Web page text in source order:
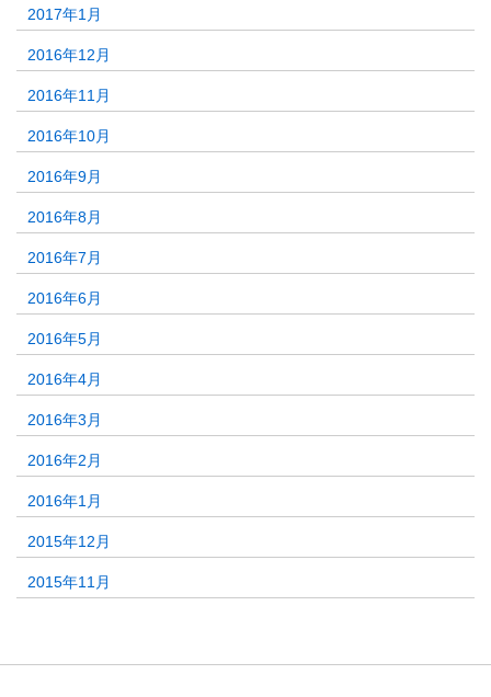
2017年1月
2016年12月
2016年11月
2016年10月
2016年9月
2016年8月
2016年7月
2016年6月
2016年5月
2016年4月
2016年3月
2016年2月
2016年1月
2015年12月
2015年11月